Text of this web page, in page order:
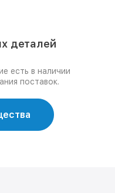
деталей
есть в наличии
поставок.